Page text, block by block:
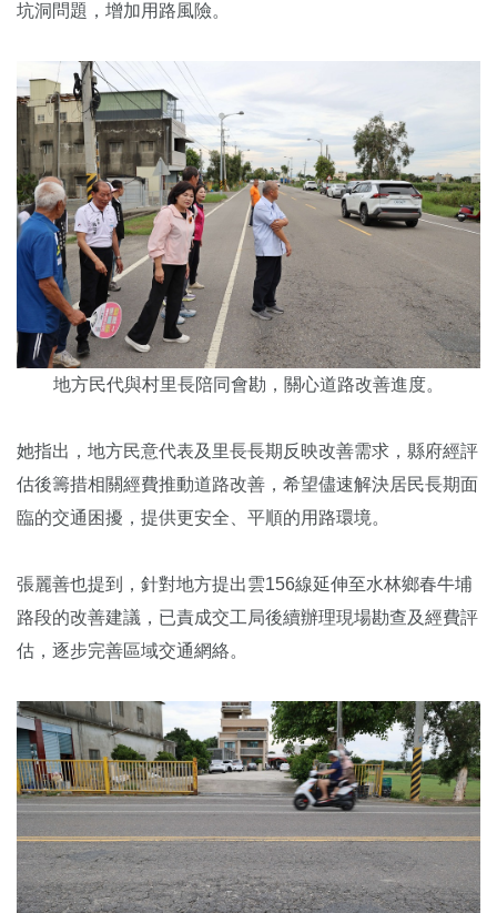
坑洞問題，增加用路風險。
地方民代與村里長陪同會勘，關心道路改善進度。
她指出，地方民意代表及里長長期反映改善需求，縣府經評
估後籌措相關經費推動道路改善，希望儘速解決居民長期面
臨的交通困擾，提供更安全、平順的用路環境。
張麗善也提到，針對地方提出雲156線延伸至水林鄉春牛埔
路段的改善建議，已責成交工局後續辦理現場勘查及經費評
估，逐步完善區域交通網絡。